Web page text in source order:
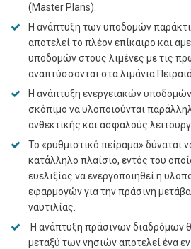
(Master Plans).
Η ανάπτυξη των υποδομών
αποτελεί το πλέον επίκαιρο και
υποδομών στους λιμένες με τις
αναπτύσσονται στα λιμάνια
Η ανάπτυξη ενεργειακών υποδομών
σκόπιμο να υλοποιούνται
ανθεκτικής και ασφαλούς
Το «ρυθμιστικό πείραμα» δύναται
κατάλληλο πλαίσιο, εντός του
ευελιξίας να ενεργοποιηθεί η
εφαρμογών για την πράσινη
ναυτιλίας.
Η ανάπτυξη πράσινων
μεταξύ των νησιών αποτελεί ένα